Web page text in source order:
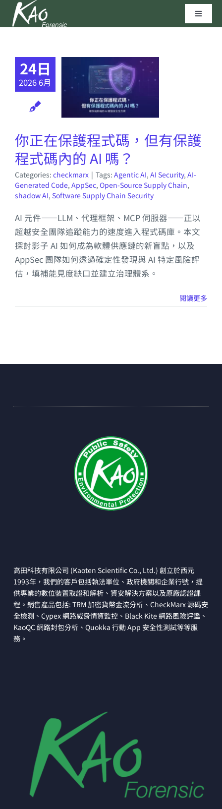
Skip
Toggle
資安實驗室
聯繫我們
高田科技©
24日
2026 6月
你正在保護程式碼，但有保護
程式碼內的 AI 嗎？
Categories: checkmarx | Tags: Agentic AI, AI Security, AI-
Generated Code, AppSec, Open-Source Supply Chain,
shadow AI, Software Supply Chain Security
AI 元件——LLM、代理框架、MCP 伺服器——正以
超越安全團隊追蹤能力的速度進入程式碼庫。本文
探討影子 AI 如何成為軟體供應鏈的新盲點，以及
AppSec 團隊如何透過確定性發現與 AI 特定風險評
估，填補能見度缺口並建立治理體系。
閱讀更多
高田科技有限公司 (Kaoten Scientific Co., Ltd.) 創立於西元
1993年，我們的客戶包括執法單位、政府機關和企業行號，提
供專業的數位裝置取證和解析、資安解決方案以及原廠認證課
程。銷售產品包括: TRM 加密貨幣金流分析、CheckMarx 源碼安
全檢測、Cypex 網路威脅情資監控、Black Kite 網路風險評鑑、
KaoQC 網路封包分析、Quokka 行動 App 安全性測試等等服
務。